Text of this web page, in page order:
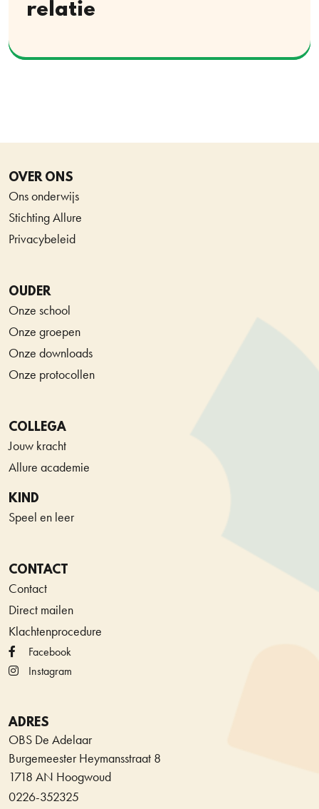
relatie
OVER ONS
Ons onderwijs
Stichting Allure
Privacybeleid
OUDER
Onze school
Onze groepen
Onze downloads
Onze protocollen
COLLEGA
Jouw kracht
Allure academie
KIND
Speel en leer
CONTACT
Contact
Direct mailen
Klachtenprocedure
Facebook
Instagram
ADRES
OBS De Adelaar
Burgemeester Heymansstraat 8
1718 AN Hoogwoud
0226-352325